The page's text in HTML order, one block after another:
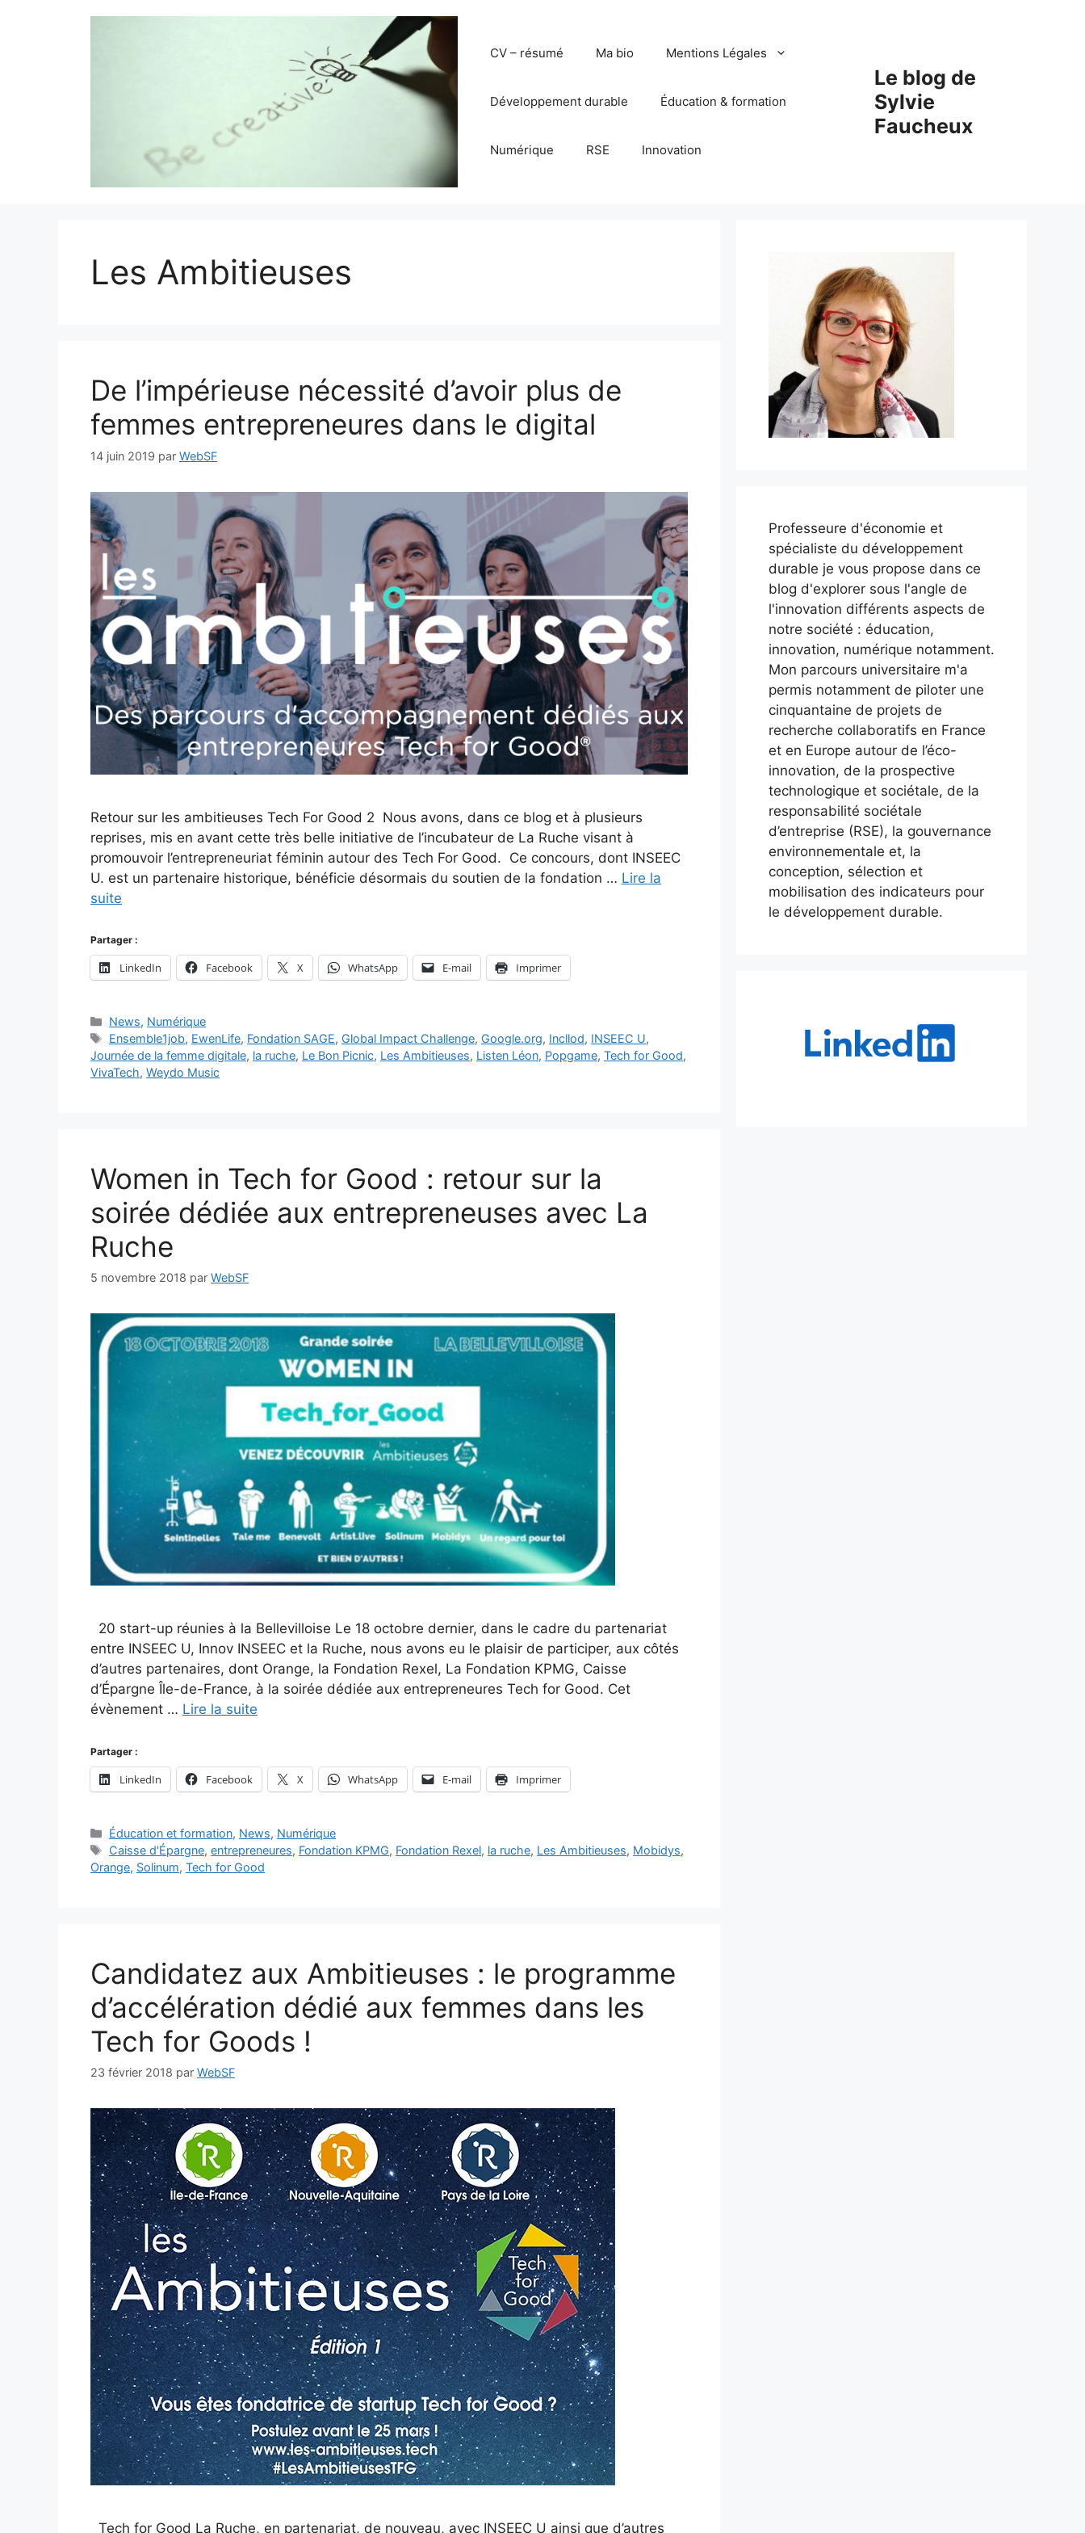
Le blog de
Sylvie
Faucheux
CV – résumé Ma bio Mentions Légales
Développement durable Éducation & formation
Numérique RSE Innovation
Les Ambitieuses
De l’impérieuse nécessité d’avoir plus de
femmes entrepreneures dans le digital
14 juin 2019 par WebSF
Retour sur les ambitieuses Tech For Good 2 Nous avons, dans ce blog et à plusieurs
reprises, mis en avant cette très belle initiative de l’incubateur de La Ruche visant à
promouvoir l’entrepreneuriat féminin autour des Tech For Good. Ce concours, dont INSEEC
U. est un partenaire historique, bénéficie désormais du soutien de la fondation … Lire la
suite
Partager :
LinkedIn Facebook X WhatsApp E-mail Imprimer
Catégories
News, Numérique
Étiquettes
Ensemble1job, EwenLife, Fondation SAGE, Global Impact Challenge, Google.org, Incllod, INSEEC U,
Journée de la femme digitale, la ruche, Le Bon Picnic, Les Ambitieuses, Listen Léon, Popgame, Tech for Good,
VivaTech, Weydo Music
Women in Tech for Good : retour sur la
soirée dédiée aux entrepreneuses avec La
Ruche
5 novembre 2018 par WebSF
20 start-up réunies à la Bellevilloise Le 18 octobre dernier, dans le cadre du partenariat
entre INSEEC U, Innov INSEEC et la Ruche, nous avons eu le plaisir de participer, aux côtés
d’autres partenaires, dont Orange, la Fondation Rexel, La Fondation KPMG, Caisse
d’Épargne Île-de-France, à la soirée dédiée aux entrepreneures Tech for Good. Cet
évènement … Lire la suite
Partager :
LinkedIn Facebook X WhatsApp E-mail Imprimer
Catégories
Éducation et formation, News, Numérique
Étiquettes
Caisse d'Épargne,entrepreneures, Fondation KPMG, Fondation Rexel, la ruche, Les Ambitieuses, Mobidys,
Orange, Solinum, Tech for Good
Candidatez aux Ambitieuses : le programme
d’accélération dédié aux femmes dans les
Tech for Goods !
23 février 2018 par WebSF
Tech for Good La Ruche, en partenariat, de nouveau, avec INSEEC U ainsi que d’autres
Professeure d'économie et
spécialiste du développement
durable je vous propose dans ce
blog d'explorer sous l'angle de
l'innovation différents aspects de
notre société : éducation,
innovation, numérique notamment.
Mon parcours universitaire m'a
permis notamment de piloter une
cinquantaine de projets de
recherche collaboratifs en France
et en Europe autour de l’éco-
innovation, de la prospective
technologique et sociétale, de la
responsabilité sociétale
d’entreprise (RSE), la gouvernance
environnementale et, la
conception, sélection et
mobilisation des indicateurs pour
le développement durable.